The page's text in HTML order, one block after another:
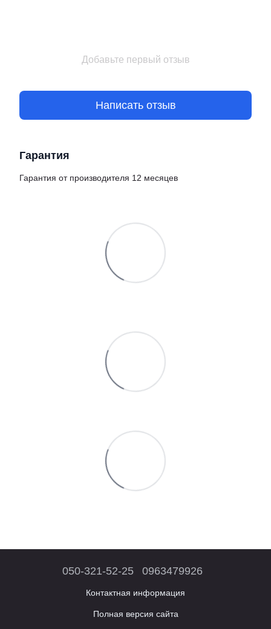
Добавьте первый отзыв
Написать отзыв
Гарантия
Гарантия от производителя 12 месяцев
050-321-52-25 0963479926
Контактная информация
Полная версия сайта